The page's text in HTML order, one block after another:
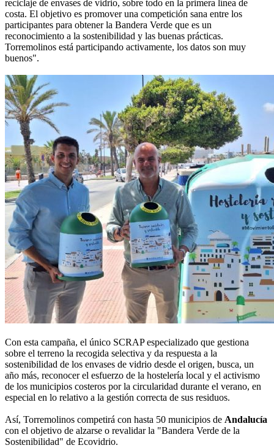
reciclaje de envases de vidrio, sobre todo en la primera línea de
costa. El objetivo es promover una competición sana entre los
participantes para obtener la Bandera Verde que es un
reconocimiento a la sostenibilidad y las buenas prácticas.
Torremolinos está participando activamente, los datos son muy
buenos".
Con esta campaña, el único SCRAP especializado que gestiona
sobre el terreno la recogida selectiva y da respuesta a la
sostenibilidad de los envases de vidrio desde el origen, busca, un
año más, reconocer el esfuerzo de la hostelería local y el activismo
de los municipios costeros por la circularidad durante el verano, en
especial en lo relativo a la gestión correcta de sus residuos.
Así, Torremolinos competirá con hasta 50 municipios de Andalucía
con el objetivo de alzarse o revalidar la "Bandera Verde de la
Sostenibilidad" de Ecovidrio.